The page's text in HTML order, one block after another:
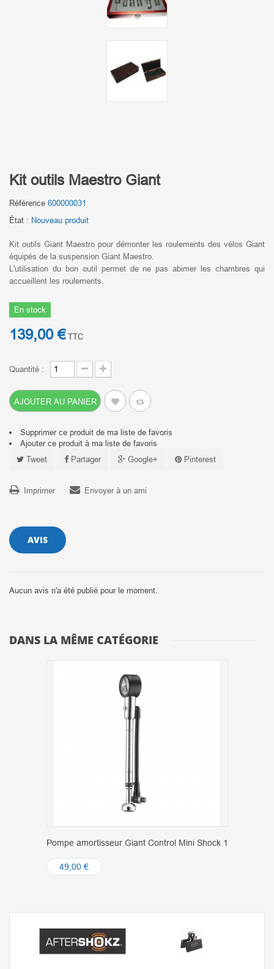
Kit outils Maestro Giant
Référence 600000031
État : Nouveau produit
Kit outils Giant Maestro pour démonter les roulements des vélos Giant
équipés de la suspension Giant Maestro.
L'utilisation du bon outil permet de ne pas abimer les chambres qui
accueillent les roulements.
En stock
139,00 €TTC
Quantité :
AJOUTER AU PANIER
Supprimer ce produit de ma liste de favoris
Ajouter ce produit à ma liste de favoris
Tweet
Partager Google+ Pinterest
Imprimer Envoyer à un ami
AVIS
Aucun avis n'a été publié pour le moment.
DANS LA MÊME CATÉGORIE
Pompe amortisseur Giant Control Mini Shock 1
49,00 €